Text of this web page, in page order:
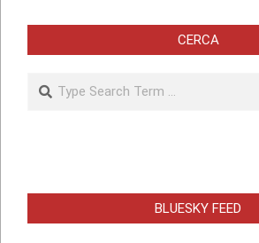
CERCA
Search
BLUESKY FEED